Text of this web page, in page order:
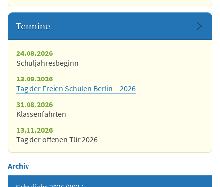
Termine
24.08.2026
Schuljahresbeginn
13.09.2026
Tag der Freien Schulen Berlin – 2026
31.08.2026
Klassenfahrten
13.11.2026
Tag der offenen Tür 2026
Archiv